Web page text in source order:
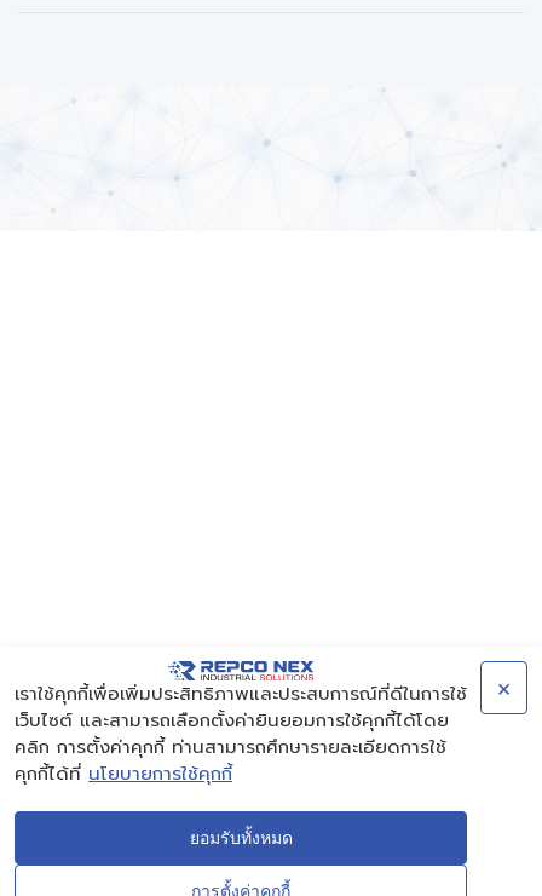
เราใช้คุกกี้เพื่อเพิ่มประสิทธิภาพและประสบการณ์ที่ดีในการใช้
เว็บไซต์ และสามารถเลือกตั้งค่ายินยอมการใช้คุกกี้ได้โดย
คลิก การตั้งค่าคุกกี้ ท่านสามารถศึกษารายละเอียดการใช้
คุกกี้ได้ที่ นโยบายการใช้คุกกี้
การตั้งค่าคุกกี้
ยอมรับทั้งหมด
×